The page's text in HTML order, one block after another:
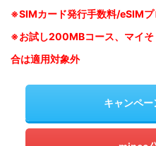
※SIMカード発行手数料/eSIM
※お試し200MBコース、マイそ
合は適用対象外
キャンペ